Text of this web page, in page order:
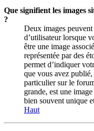
Que signifient les images
?
Deux images
d’utilisateur lorsque
être une image
représentée par des
permet d’indiquer
que vous avez
particulier sur le
grande, est une
bien souvent unique
Haut